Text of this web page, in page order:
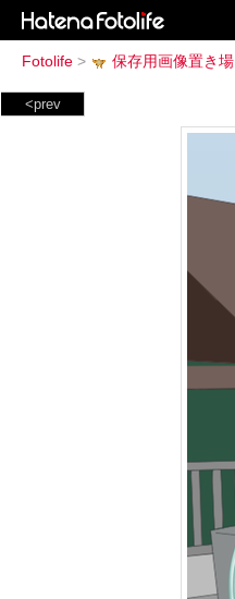
Fotolife > 保存用画像置き場
<prev